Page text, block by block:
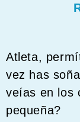
Atleta,
vez has
veías en los
pequeña?